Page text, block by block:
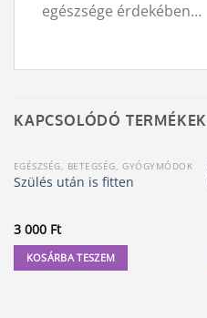
egészsége érdekében…
KAPCSOLÓDÓ TERMÉKEK
EGÉSZSÉG, BETEGSÉG, GYÓGYMÓDOK
Szülés után is fitten
3 000 Ft
KOSÁRBA TESZEM